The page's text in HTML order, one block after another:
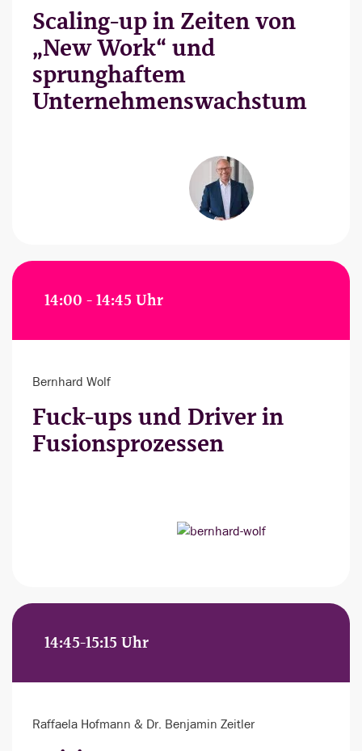
Scaling-up in Zeiten von
„New Work“ und
sprunghaftem
Unternehmenswachstum
14:00 - 14:45 Uhr
Bernhard Wolf
Fuck-ups und Driver in
Fusionsprozessen
14:45-15:15 Uhr
Raffaela Hofmann & Dr. Benjamin Zeitler